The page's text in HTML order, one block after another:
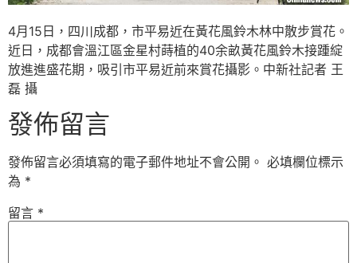
4月15日，四川成都，市平易近在黃花風鈴木林中散步賞花。
近日，成都會溫江區金星村蒔植的40余畝黃花風鈴木接踵綻
放進進盛花期，吸引市平易近前來賞花攝影。中新社記者 王
磊 攝
發佈留言
發佈留言必須填寫的電子郵件地址不會公開。 必填欄位標示
為 *
留言 *